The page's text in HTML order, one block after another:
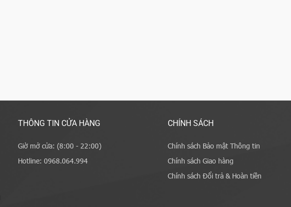
THÔNG TIN CỬA HÀNG
Giờ mở cửa: (8:00 - 22:00)
Hotline: 0968.064.994
CHÍNH SÁCH
Chính sách Bảo mật Thông tin
Chính sách Giao hàng
Chính sách Đổi trả & Hoàn tiền